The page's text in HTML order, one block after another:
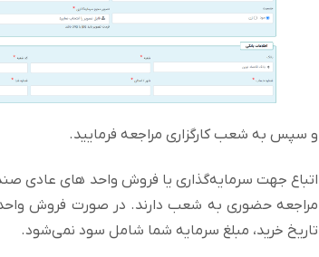
و سپس به شعب کارگزاری مراجعه فرمایید.
اتباع جهت سرمایه‌گذاری یا فروش واحد های عادی
مراجعه حضوری به شعب دارند. در صورت فروش
تاریخ خرید، مبلغ سرمایه شما شامل سود نمی‌شود.